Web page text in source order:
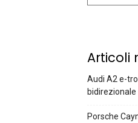
Articoli
Audi A2 e-
bidirezionale
Porsche